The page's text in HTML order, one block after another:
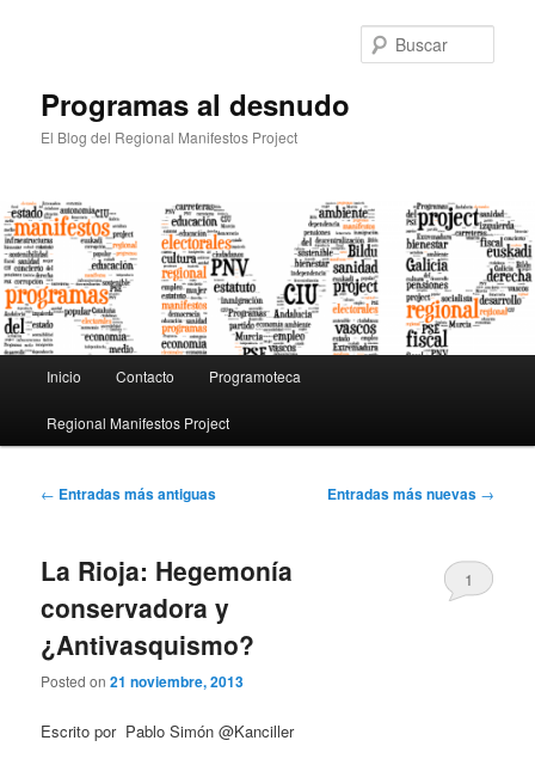
Programas al desnudo
El Blog del Regional Manifestos Project
Ir al contenido principal
Ir al contenido secundario
Inicio Contacto Programoteca
Regional Manifestos Project
Navegación de entradas
← Entradas más antiguas Entradas más nuevas →
La Rioja: Hegemonía
conservadora y
¿Antivasquismo?
Posted on21 noviembre, 2013
1
Escrito por Pablo Simón @Kanciller